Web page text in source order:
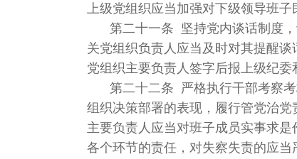
上级党组织应当加强对下级领导班
第二十一条 坚持党内谈话制度
关党组织负责人应当及时对其提醒
党组织主要负责人签字后报上级纪委
第二十二条 严格执行干部考察
组织决策部署的表现，履行管党治
主要负责人应当对班子成员实事求
各个环节的责任，对失察失责的应当